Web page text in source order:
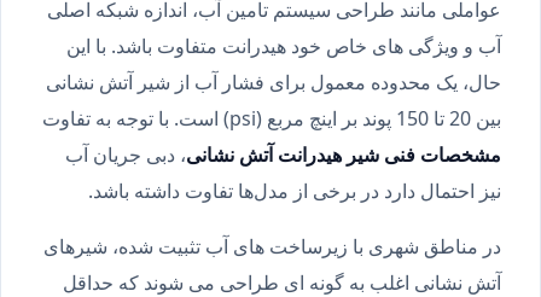
عواملی مانند طراحی سیستم تامین آب، اندازه شبکه اصلی
آب و ویژگی های خاص خود هیدرانت متفاوت باشد. با این
حال، یک محدوده معمول برای فشار آب از شیر آتش نشانی
بین 20 تا 150 پوند بر اینچ مربع (psi) است. با توجه به تفاوت
مشخصات فنی شیر هیدرانت آتش نشانی، دبی جریان آب
نیز احتمال دارد در برخی از مدل‌ها تفاوت داشته باشد.
در مناطق شهری با زیرساخت های آب تثبیت شده، شیرهای
آتش نشانی اغلب به گونه ای طراحی می شوند که حداقل